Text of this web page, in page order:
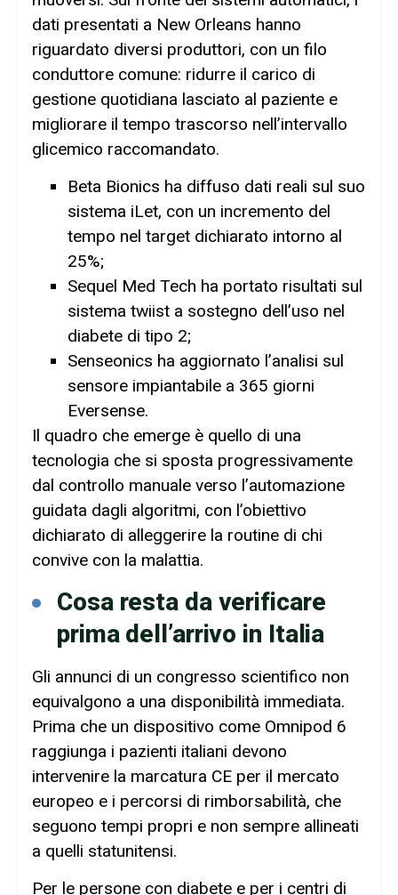
dati presentati a New Orleans hanno
riguardato diversi produttori, con un filo
conduttore comune: ridurre il carico di
gestione quotidiana lasciato al paziente e
migliorare il tempo trascorso nell’intervallo
glicemico raccomandato.
Beta Bionics ha diffuso dati reali sul suo
sistema iLet, con un incremento del
tempo nel target dichiarato intorno al
25%;
Sequel Med Tech ha portato risultati sul
sistema twiist a sostegno dell’uso nel
diabete di tipo 2;
Senseonics ha aggiornato l’analisi sul
sensore impiantabile a 365 giorni
Eversense.
Il quadro che emerge è quello di una
tecnologia che si sposta progressivamente
dal controllo manuale verso l’automazione
guidata dagli algoritmi, con l’obiettivo
dichiarato di alleggerire la routine di chi
convive con la malattia.
Cosa resta da verificare
prima dell’arrivo in Italia
Gli annunci di un congresso scientifico non
equivalgono a una disponibilità immediata.
Prima che un dispositivo come Omnipod 6
raggiunga i pazienti italiani devono
intervenire la marcatura CE per il mercato
europeo e i percorsi di rimborsabilità, che
seguono tempi propri e non sempre allineati
a quelli statunitensi.
Per le persone con diabete e per i centri di